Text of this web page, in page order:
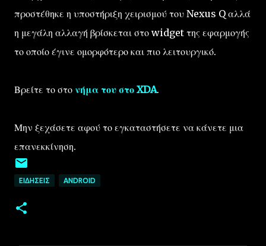
προστέθηκε η υποστήριξη χειρισμού του Nexus Q αλλά
η μεγάλη αλλαγή βρίσκεται στο widget της εφαρμογής
το οποίο έγινε ομορφότερο και πιο λειτουργικό.
Βρείτε το στο νήμα του στο XDA.
Μην ξεχάσετε αφού το εγκαταστήσετε να κάνετε μια
επανεκκίνηση.
ΕΙΔΉΣΕΙΣ ANDROID